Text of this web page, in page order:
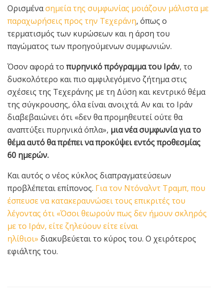
Ορισμένασημεία της συμφωνίας μοιάζουν μάλιστα με
παραχωρήσεις προς την Τεχεράνη, όπως ο
τερματισμός των κυρώσεων και η άρση του
παγώματος των προηγούμενων συμφωνιών.
Όσον αφορά το πυρηνικό πρόγραμμα του Ιράν, το
δυσκολότερο και πιο αμφιλεγόμενο ζήτημα στις
σχέσεις της Τεχεράνης με τη Δύση και κεντρικό θέμα
της σύγκρουσης, όλα είναι ανοιχτά. Αν και το Ιράν
διαβεβαιώνει ότι «δεν θα προμηθευτεί ούτε θα
αναπτύξει πυρηνικά όπλα», μια νέα συμφωνία για το
θέμα αυτό θα πρέπει να προκύψει εντός προθεσμίας
60 ημερών.
Και αυτός ο νέος κύκλος διαπραγματεύσεων
προβλέπεται επίπονος. Για τον Ντόναλντ Τραμπ, που
έσπευσε να κατακεραυνώσει τους επικριτές του
λέγοντας ότι «Όσοι θεωρούν πως δεν ήμουν σκληρός
με το Ιράν, είτε ζηλεύουν είτε είναι
ηλίθιοι» διακυβεύεται το κύρος του. Ο χειρότερος
εφιάλτης του.